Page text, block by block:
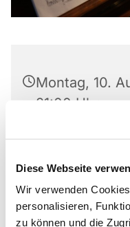
Diese Webseite
Wir verwenden
personalisieren,
zu können und die
Montag, 10.
21:00 Uhr
Matthäus-
33102